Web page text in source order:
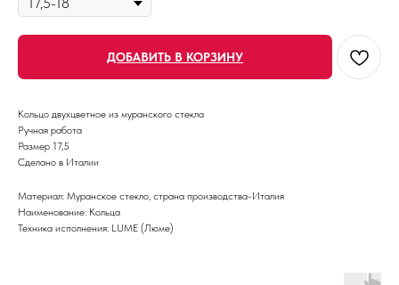
ДОБАВИТЬ В КОРЗИНУ
Кольцо двухцветное из муранского стекла
Ручная работа
Размер 17,5
Сделано в Италии
Материал: Муранское стекло, страна производства-Италия
Наименование: Кольца
Техника исполнения: LUME (Люме)